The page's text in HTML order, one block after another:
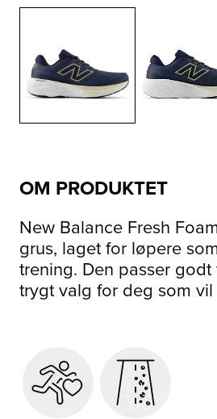
OM PRODUKTET
New Balance Fresh
grus, laget for løpere
trening. Den passer
trygt valg for deg som